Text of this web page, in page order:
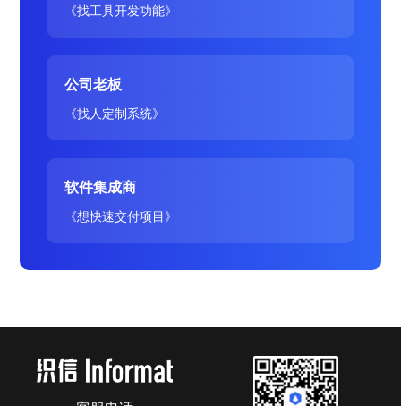
《找工具开发功能》
公司老板
《找人定制系统》
软件集成商
《想快速交付项目》